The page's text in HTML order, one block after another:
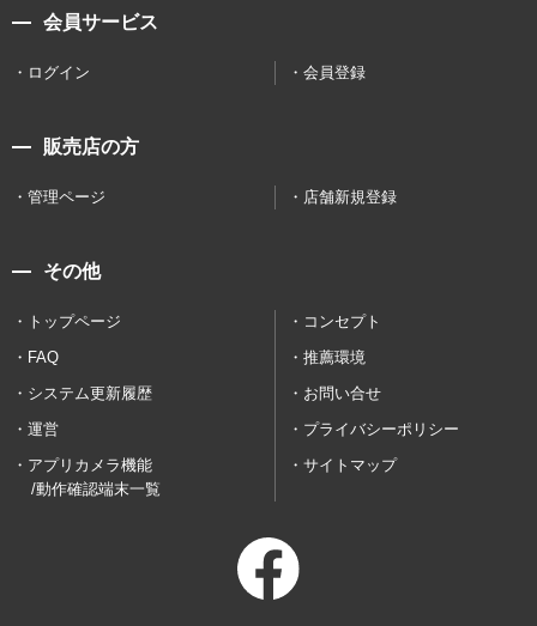
会員サービス
ログイン 会員登録
販売店の方
管理ページ 店舗新規登録
その他
トップページ
コンセプト
FAQ
推薦環境
システム更新履歴
お問い合せ
運営
プライバシーポリシー
アプリカメラ機能
/動作確認端末一覧
サイトマップ